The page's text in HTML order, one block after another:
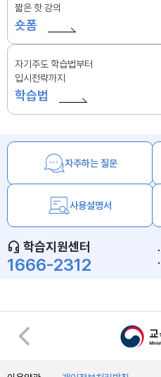
짧은 핫 강의
숏폼
자기주도 학습법부터
입시전략까지
학습법
자주하는 질문
사용설명서
학습지원센터
1666-2312